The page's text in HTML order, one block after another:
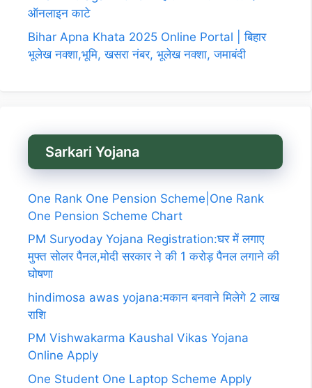
ऑनलाइन काटे
Bihar Apna Khata 2025 Online Portal | बिहार
भूलेख नक्शा,भूमि, खसरा नंबर, भूलेख नक्शा, जमाबंदी
Sarkari Yojana
One Rank One Pension Scheme|One Rank
One Pension Scheme Chart
PM Suryoday Yojana Registration:घर में लगाए
मुफ्त सोलर पैनल,मोदी सरकार ने की 1 करोड़ पैनल लगाने की
घोषणा
hindimosa awas yojana:मकान बनवाने मिलेगे 2 लाख
राशि
PM Vishwakarma Kaushal Vikas Yojana
Online Apply
One Student One Laptop Scheme Apply